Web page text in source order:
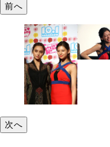
前へ
次へ